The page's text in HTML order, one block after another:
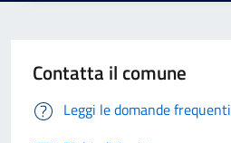
Contatta il comune
Leggi le domande frequenti